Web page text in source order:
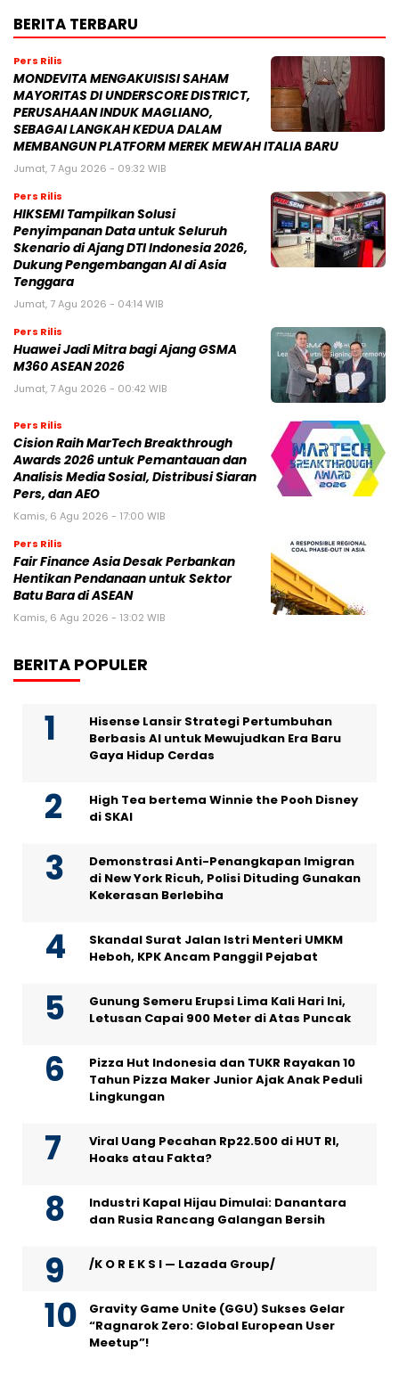
BERITA TERBARU
Pers Rilis
MONDEVITA MENGAKUISISI SAHAM
MAYORITAS DI UNDERSCORE DISTRICT,
PERUSAHAAN INDUK MAGLIANO,
SEBAGAI LANGKAH KEDUA DALAM
MEMBANGUN PLATFORM MEREK MEWAH ITALIA BARU
Jumat, 7 Agu 2026 - 09:32 WIB
Pers Rilis
HIKSEMI Tampilkan Solusi
Penyimpanan Data untuk Seluruh
Skenario di Ajang DTI Indonesia 2026,
Dukung Pengembangan AI di Asia
Tenggara
Jumat, 7 Agu 2026 - 04:14 WIB
Pers Rilis
Huawei Jadi Mitra bagi Ajang GSMA
M360 ASEAN 2026
Jumat, 7 Agu 2026 - 00:42 WIB
Pers Rilis
Cision Raih MarTech Breakthrough
Awards 2026 untuk Pemantauan dan
Analisis Media Sosial, Distribusi Siaran
Pers, dan AEO
Kamis, 6 Agu 2026 - 17:00 WIB
Pers Rilis
Fair Finance Asia Desak Perbankan
Hentikan Pendanaan untuk Sektor
Batu Bara di ASEAN
Kamis, 6 Agu 2026 - 13:02 WIB
BERITA POPULER
Hisense Lansir Strategi Pertumbuhan
Berbasis AI untuk Mewujudkan Era Baru
Gaya Hidup Cerdas
High Tea bertema Winnie the Pooh Disney
di SKAI
Demonstrasi Anti-Penangkapan Imigran
di New York Ricuh, Polisi Dituding Gunakan
Kekerasan Berlebiha
Skandal Surat Jalan Istri Menteri UMKM
Heboh, KPK Ancam Panggil Pejabat
Gunung Semeru Erupsi Lima Kali Hari Ini,
Letusan Capai 900 Meter di Atas Puncak
Pizza Hut Indonesia dan TUKR Rayakan 10
Tahun Pizza Maker Junior Ajak Anak Peduli
Lingkungan
Viral Uang Pecahan Rp22.500 di HUT RI,
Hoaks atau Fakta?
Industri Kapal Hijau Dimulai: Danantara
dan Rusia Rancang Galangan Bersih
/K O R E K S I — Lazada Group/
Gravity Game Unite (GGU) Sukses Gelar
“Ragnarok Zero: Global European User
Meetup”!